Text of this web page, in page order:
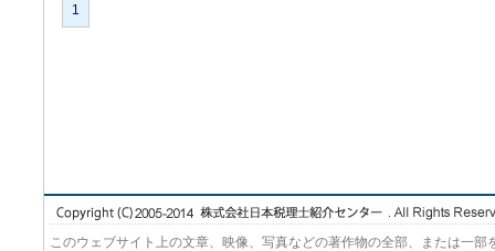
1
このウェブサイト上の文章、映像、写真などの著作物の全部、または一